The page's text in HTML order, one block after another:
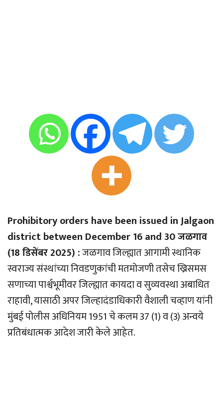
Prohibitory orders have been issued in Jalgaon
district between December 16 and 30 जळगाव
(18 डिसेंबर 2025) :जळगाव जिल्ह्यात आगामी स्थानिक
स्वराज्य संस्थांच्या निवडणुकांची मतमोजणी तसेच ख्रिसमस
सणाच्या पार्श्वभूमीवर जिल्ह्यात कायदा व सुव्यवस्था अबाधित
राहावी, यासाठी अपर जिल्हादंडाधिकारी वैशाली चव्हाण यांनी
मुंबई पोलीस अधिनियम 1951 चे कलम 37 (1) व (3) अन्वये
प्रतिबंधात्मक आदेश जारी केले आहेत.